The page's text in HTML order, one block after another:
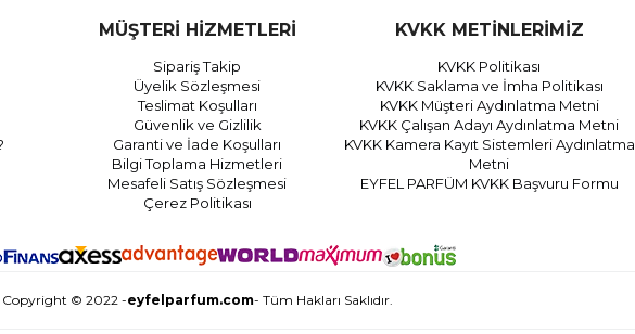
MÜŞTERİ HİZMETLERİ
Sipariş Takip
Üyelik Sözleşmesi
Teslimat Koşulları
Güvenlik ve Gizlilik
Garanti ve İade Koşulları
Bilgi Toplama Hizmetleri
Mesafeli Satış Sözleşmesi
Çerez Politikası
KVKK METİNLERİMİZ
KVKK Politikası
KVKK Saklama ve İmha Politikası
KVKK Müşteri Aydınlatma Metni
KVKK Çalışan Adayı Aydınlatma Metni
KVKK Kamera Kayıt Sistemleri Aydınlatma
Metni
EYFEL PARFÜM KVKK Başvuru Formu
Copyright © 2022 -eyfelparfum.com- Tüm Hakları Saklıdır.